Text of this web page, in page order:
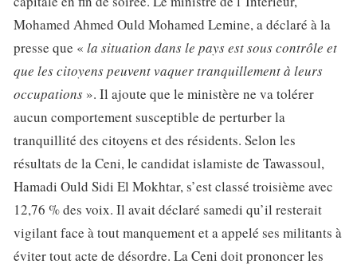
Mohamed Ahmed Ould Mohamed Lemine, a déclaré à la
presse que « la situation dans le pays est sous contrôle et
que les citoyens peuvent vaquer tranquillement à leurs
occupations ». Il ajoute que le ministère ne va tolérer
aucun comportement susceptible de perturber la
tranquillité des citoyens et des résidents. Selon les
résultats de la Ceni, le candidat islamiste de Tawassoul,
Hamadi Ould Sidi El Mokhtar, s’est classé troisième avec
12,76 % des voix. Il avait déclaré samedi qu’il resterait
vigilant face à tout manquement et a appelé ses militants à
éviter tout acte de désordre. La Ceni doit prononcer les